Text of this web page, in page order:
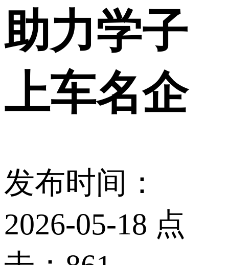
助力学子
上车名企
发布时间：
2026-05-18 点